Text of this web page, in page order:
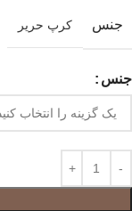
جنس کرپ حریر
جنس